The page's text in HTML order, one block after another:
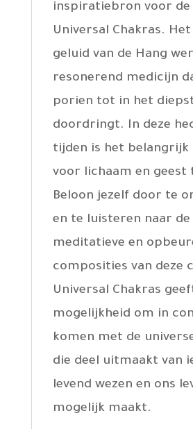
inspiratiebron voor de
Universal Chakras.
geluid van de Hang
resonerend medicijn
porien tot in het
doordringt. In deze
tijden is het belangrijk
voor lichaam en geest
Beloon jezelf door te
en te luisteren naar de
meditatieve en
composities van deze
Universal Chakras
mogelijkheid om in
komen met de
die deel uitmaakt van
levend wezen en ons
mogelijk maakt.